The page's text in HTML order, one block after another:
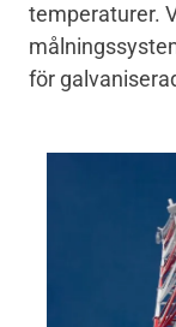
temperaturer.
för